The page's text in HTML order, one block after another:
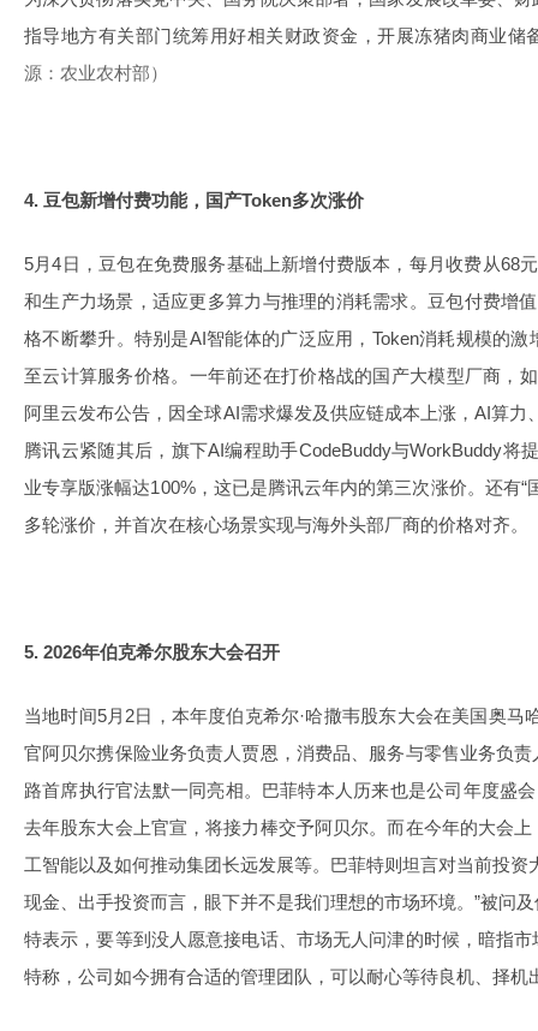
指导地方有关部门统筹用好相关财政资金，开展冻猪肉商业储
源：农业农村部）
4. 豆包新增付费功能，国产Token多次涨价
5月4日，豆包在免费服务基础上新增付费版本，每月收费从68
和生产力场景，适应更多算力与推理的消耗需求。豆包付费增
格不断攀升。特别是AI智能体的广泛应用，Token消耗规模的
至云计算服务价格。一年前还在打价格战的国产大模型厂商，
阿里云发布公告，因全球AI需求爆发及供应链成本上涨，AI算力
腾讯云紧随其后，旗下AI编程助手CodeBuddy与WorkBuddy将
业专享版涨幅达100%，这已是腾讯云年内的第三次涨价。还有“
多轮涨价，并首次在核心场景实现与海外头部厂商的价格对齐。
5. 2026年伯克希尔股东大会召开
当地时间5月2日，本年度伯克希尔·哈撒韦股东大会在美国奥马
官阿贝尔携保险业务负责人贾恩，消费品、服务与零售业务负
路首席执行官法默一同亮相。巴菲特本人历来也是公司年度盛
去年股东大会上官宣，将接力棒交予阿贝尔。而在今年的大会
工智能以及如何推动集团长远发展等。巴菲特则坦言对当前投资
现金、出手投资而言，眼下并不是我们理想的市场环境。”被问
特表示，要等到没人愿意接电话、市场无人问津的时候，暗指
特称，公司如今拥有合适的管理团队，可以耐心等待良机、择机